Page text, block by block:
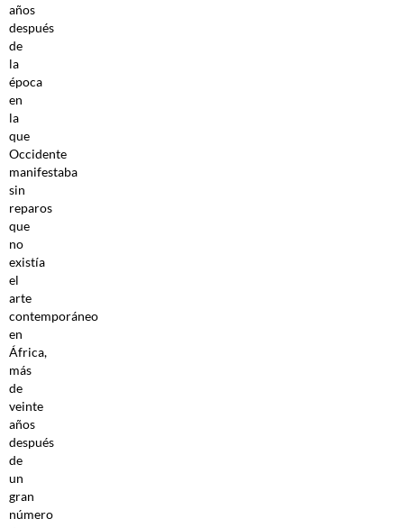
años
después
de
la
época
en
la
que
Occidente
manifestaba
sin
reparos
que
no
existía
el
arte
contemporáneo
en
África,
más
de
veinte
años
después
de
un
gran
número